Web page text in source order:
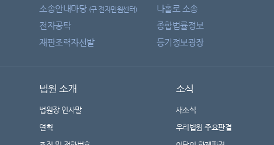
소송안내마당 (구 전자민원센터) 나홀로 소송
전자공탁
종합법률정보
재판조력자선발
등기정보광장
법원 소개
법원장 인사말
연혁
소식
새소식
우리법원 주요판결